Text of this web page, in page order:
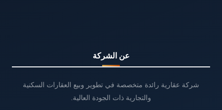
عن الشركة
شركة عقارية رائدة متخصصة في تطوير وبيع العقارات السكنية
والتجارية ذات الجودة العالية.